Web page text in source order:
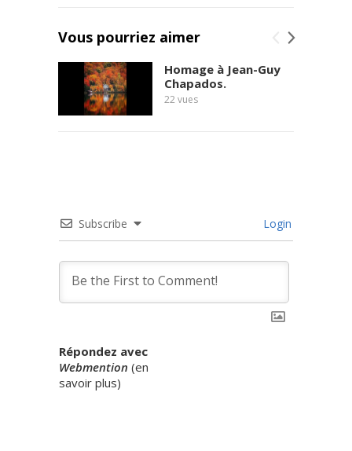
Vous pourriez aimer
Homage à Jean-Guy
Chapados.
22vues
Subscribe Login
Répondez avec
Webmention (en
savoir plus)